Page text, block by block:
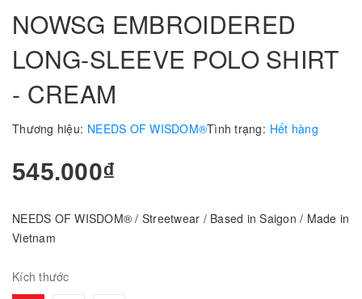
NOWSG EMBROIDERED
LONG-SLEEVE POLO SHIRT
- CREAM
Thương hiệu: NEEDS OF WISDOM®Tình trạng: Hết hàng
545.000₫
NEEDS OF WISDOM® / Streetwear / Based in Saigon / Made in
Vietnam
Kích thước